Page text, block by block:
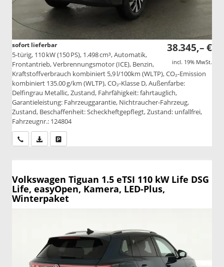
38.345,– €
incl. 19% MwSt.
sofort lieferbar
5-türig, 110 kW (150 PS), 1.498 cm³, Automatik,
Frontantrieb, Verbrennungsmotor (ICE), Benzin,
Kraftstoffverbrauch kombiniert 5,9 l/100km (WLTP), CO₂-Emission
kombiniert 135.00 g/km (WLTP), CO₂-Klasse D, Außenfarbe:
Delfingrau Metallic, Zustand, Fahrfähigkeit: fahrtauglich,
Garantieleistung: Fahrzeuggarantie, Nichtraucher-Fahrzeug,
Zustand, Beschaffenheit: Scheckheftgepflegt, Zustand: unfallfrei,
Fahrzeugnr.: 124804
Wir rufen Sie anPDF-Datei, Fahrzeugexposé drucken
Volkswagen Tiguan 1.5 eTSI 110 kW Life DSG
Life, easyOpen, Kamera, LED-Plus,
Winterpaket